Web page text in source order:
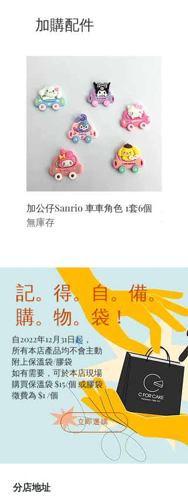
加購配件
加公仔Sanrio 車車角色 1套6個
無庫存
無庫存
記。得。自。備。
購。物。袋！
自2022年12月31日起，
所有本店產品均不會主動
附上保溫袋/膠袋​
如有需要，可於本店現場
購買保溫袋 $15/個​ 或膠袋
徵費為 $1 /個
立即選購
分店地址